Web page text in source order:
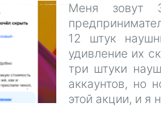
Меня зовут
12 штук
удивление их
три штуки
аккаунтов, но
этой акции, и я